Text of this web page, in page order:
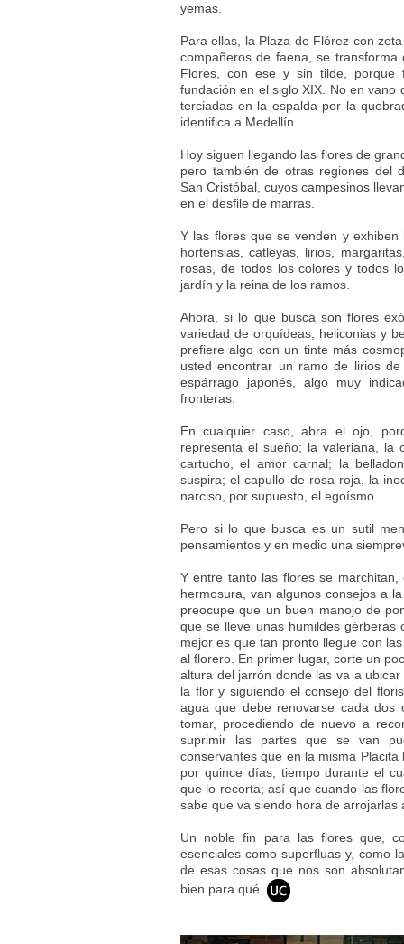
yemas.
Para ellas, la Plaza de Flórez con
compañeros de faena, se
Flores, con ese y sin tilde,
fundación en el siglo XIX. No en
terciadas en la espalda por la
identifica a Medellín.
Hoy siguen llegando las flores de
pero también de otras regiones del
San Cristóbal, cuyos campesinos
en el desfile de marras.
Y las flores que se venden y
hortensias, catleyas, lirios,
rosas, de todos los colores y todos
jardín y la reina de los ramos.
Ahora, si lo que busca son flores
variedad de orquídeas, heliconias y
prefiere algo con un tinte más
usted encontrar un ramo de lirios
espárrago japonés, algo muy
fronteras.
En cualquier caso, abra el ojo,
representa el sueño; la valeriana, la
cartucho, el amor carnal; la
suspira; el capullo de rosa roja, la
narciso, por supuesto, el egoísmo.
Pero si lo que busca es un sutil
pensamientos y en medio una
Y entre tanto las flores se
hermosura, van algunos consejos a
preocupe que un buen manojo de
que se lleve unas humildes
mejor es que tan pronto llegue con
al florero. En primer lugar, corte un
altura del jarrón donde las va a
la flor y siguiendo el consejo del
agua que debe renovarse cada
tomar, procediendo de nuevo a
suprimir las partes que se van
conservantes que en la misma
por quince días, tiempo durante el
que lo recorta; así que cuando las
sabe que va siendo hora de
Un noble fin para las flores que,
esenciales como superfluas y, como
de esas cosas que nos son
bien para qué.